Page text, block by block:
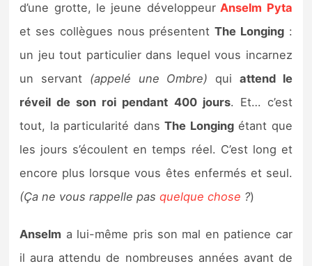
Tests de jeux
Tests d’accessoires
Autres tests
Previews
Précommandes
Précommandes jeux Switch 2
Sorties de jeux
d’une grotte, le jeune développeurAnselm Pyta
et ses collègues nous présententThe Longing:
un jeu tout particulier dans lequel vous incarnez
un servant (appelé une Ombre) qui attend le
réveil de son roi pendant 400 jours. Et… c’est
tout, la particularité dansThe Longingétant que
les jours s’écoulent en temps réel. C’est long et
encore plus lorsque vous êtes enfermés et seul.
(Ça ne vous rappelle pasquelque chose ?)
Anselm a lui-même pris son mal en patience car
il aura attendu de nombreuses années avant de